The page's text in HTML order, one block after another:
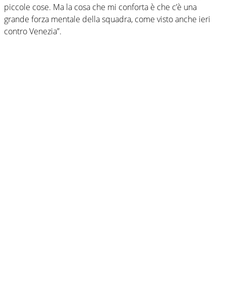
piccole cose. Ma la cosa che mi conforta è che c’è una
grande forza mentale della squadra, come visto anche ieri
contro Venezia”.